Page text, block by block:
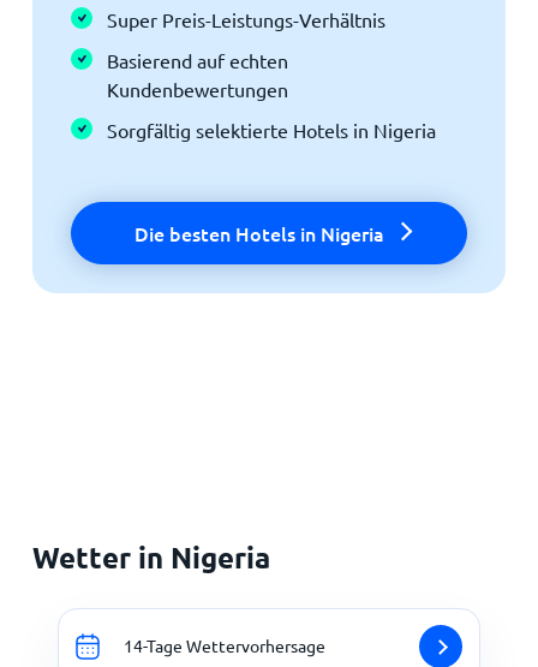
Super Preis-Leistungs-Verhältnis
Basierend auf echten
Kundenbewertungen
Sorgfältig selektierte Hotels in Nigeria
Die besten Hotels in Nigeria
Wetter in Nigeria
14-Tage Wettervorhersage